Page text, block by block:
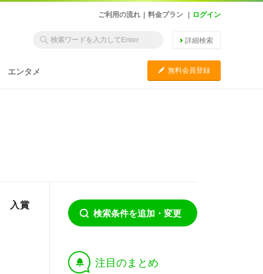
ご利用の流れ 料金プラン ログイン
詳細検索
エンタメ C 無料会員登録
入賞
検索条件を追加・変更
† 注目のまとめ